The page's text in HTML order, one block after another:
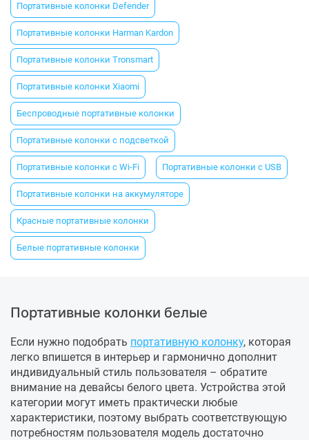
Портативные колонки Defender
Портативные колонки Harman Kardon
Портативные колонки Tronsmart
Портативные колонки Xiaomi
Беспроводные портативные колонки
Портативные колонки с подсветкой
Портативные колонки с Wi-Fi Портативные колонки с USB
Портативные колонки на аккумуляторе
Красные портативные колонки
Белые портативные колонки
Портативные колонки белые
Если нужно подобрать портативную колонку, которая
легко впишется в интерьер и гармонично дополнит
индивидуальный стиль пользователя – обратите
внимание на девайсы белого цвета. Устройства этой
категории могут иметь практически любые
характеристики, поэтому выбрать соответствующую
потребностям пользователя модель достаточно